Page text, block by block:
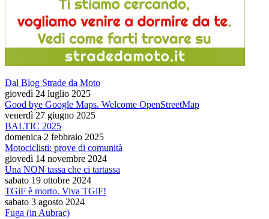
Dal Blog Strade da Moto
giovedì 24 luglio 2025
Good bye Google Maps. Welcome OpenStreetMap
venerdì 27 giugno 2025
BALTIC 2025
domenica 2 febbraio 2025
Motociclisti: prove di comunità
giovedì 14 novembre 2024
Una NON tassa che ci tartassa
sabato 19 ottobre 2024
TGiF è morto. Viva TGiF!
sabato 3 agosto 2024
Fuga (in Aubrac)